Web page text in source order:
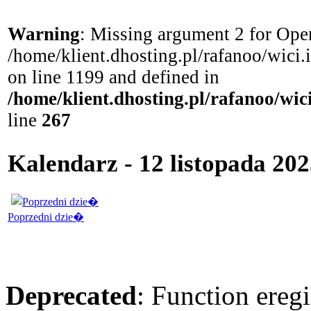
Warning: Missing argument 2 for
/home/klient.dhosting.pl/rafanoo/
on line 1199 and defined in
/home/klient.dhosting.pl/rafanoo/
line 267
Kalendarz - 12 listopada
Poprzedni dzie�
Deprecated: Function